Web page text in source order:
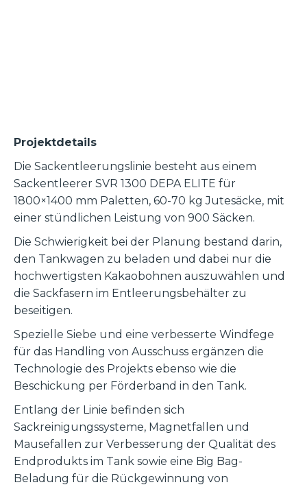
Projektdetails
Die Sackentleerungslinie besteht aus einem
Sackentleerer SVR 1300 DEPA ELITE für
1800×1400 mm Paletten, 60-70 kg Jutesäcke, mit
einer stündlichen Leistung von 900 Säcken.
Die Schwierigkeit bei der Planung bestand darin,
den Tankwagen zu beladen und dabei nur die
hochwertigsten Kakaobohnen auszuwählen und
die Sackfasern im Entleerungsbehälter zu
beseitigen.
Spezielle Siebe und eine verbesserte Windfege
für das Handling von Ausschuss ergänzen die
Technologie des Projekts ebenso wie die
Beschickung per Förderband in den Tank.
Entlang der Linie befinden sich
Sackreinigungssysteme, Magnetfallen und
Mausefallen zur Verbesserung der Qualität des
Endprodukts im Tank sowie eine Big Bag-
Beladung für die Rückgewinnung von